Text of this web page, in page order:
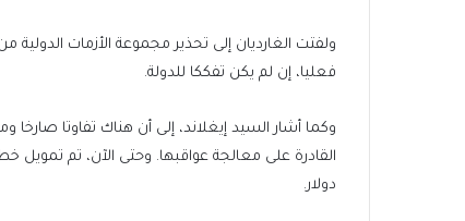
ولفتت الغارديان إلى تحذير مجموعة الأزمات
فعليا، إن لم يكن تفككا للدولة.
وكما أشار السيد إيغلاند، إلى أن هناك تفاوتا
دولار.